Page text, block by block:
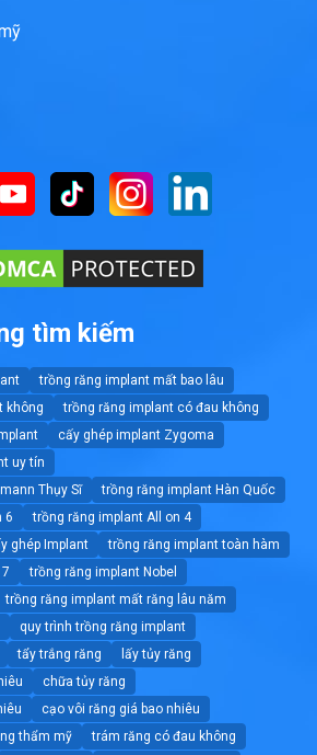
tìm kiếm
trồng răng implant mất bao lâu
không
trồng răng implant có đau không
cấy ghép implant Zygoma
uy tín
Thụy Sĩ
trồng răng implant Hàn Quốc
6
trồng răng implant All on 4
ghép Implant
trồng răng implant toàn hàm
trồng răng implant Nobel
trồng răng implant mất răng lâu năm
quy trình trồng răng implant
tẩy trắng răng
lấy tủy răng
chữa tủy răng
cạo vôi răng giá bao nhiêu
thẩm mỹ trám răng có đau không